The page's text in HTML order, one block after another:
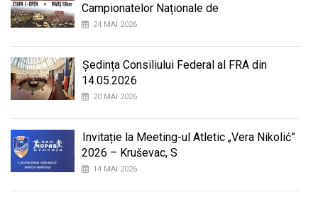
Campionatelor Naționale de
24 MAI 2026
Ședința Consiliului Federal al FRA din
14.05.2026
20 MAI 2026
Invitație la Meeting-ul Atletic „Vera Nikolić”
2026 – Kruševac, S
14 MAI 2026